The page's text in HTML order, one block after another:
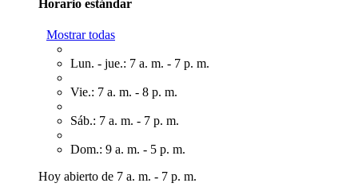
Horario estándar
Mostrar todas
Lun. - jue.: 7 a. m. - 7 p. m.
Vie.: 7 a. m. - 8 p. m.
Sáb.: 7 a. m. - 7 p. m.
Dom.: 9 a. m. - 5 p. m.
Hoy abierto de 7 a. m. - 7 p. m.